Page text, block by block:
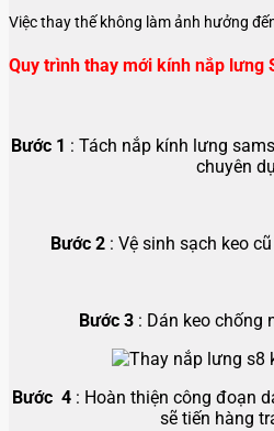
Việc thay thế không làm ảnh hưởng
Quy trình thay mới kính nắp lưng
Bước 1 : Tách nắp kính lưng
chuyên
Bước 2: Vệ sinh sạch keo
Bước 3: Dán keo chống
Bước 4 : Hoàn thiện công đoạn
sẽ tiến hàng